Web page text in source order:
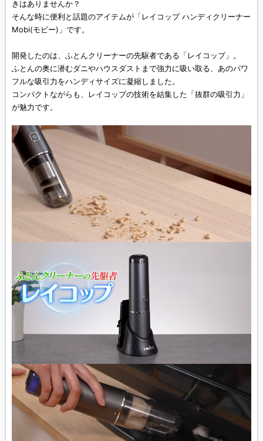
きはありませんか？
そんな時に便利と話題のアイテムが「レイコップ ハンディクリーナー
Mobi(モビー)」です。
開発したのは、ふとんクリーナーの先駆者である「レイコップ」。
ふとんの奥に潜むダニやハウスダストまで強力に吸い取る、あのパワ
フルな吸引力をハンディサイズに凝縮しました。
コンパクトながらも、レイコップの技術を結集した「抜群の吸引力」
が魅力です。